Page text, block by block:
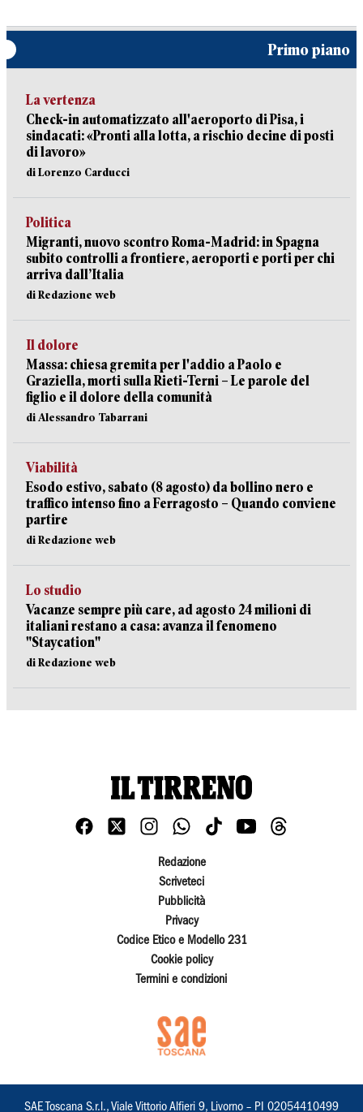
Primo piano
La vertenza
Check-in automatizzato all'aeroporto di Pisa, i
sindacati: «Pronti alla lotta, a rischio decine di posti
di lavoro»
di Lorenzo Carducci
Politica
Migranti, nuovo scontro Roma-Madrid: in Spagna
subito controlli a frontiere, aeroporti e porti per chi
arriva dall’Italia
di Redazione web
Il dolore
Massa: chiesa gremita per l'addio a Paolo e
Graziella, morti sulla Rieti-Terni – Le parole del
figlio e il dolore della comunità
di Alessandro Tabarrani
Viabilità
Esodo estivo, sabato (8 agosto) da bollino nero e
traffico intenso fino a Ferragosto – Quando conviene
partire
di Redazione web
Lo studio
Vacanze sempre più care, ad agosto 24 milioni di
italiani restano a casa: avanza il fenomeno
"Staycation"
di Redazione web
Redazione
Scriveteci
Pubblicità
Privacy
Codice Etico e Modello 231
Cookie policy
Termini e condizioni
SAE Toscana S.r.l., Viale Vittorio Alfieri 9, Livorno – PI 02054410499